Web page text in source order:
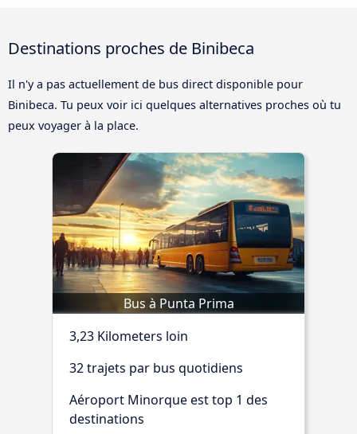
Destinations proches de Binibeca
Il n'y a pas actuellement de bus direct disponible pour
Binibeca. Tu peux voir ici quelques alternatives proches où tu
peux voyager à la place.
Bus à Punta Prima
3,23 Kilometers loin
32 trajets par bus quotidiens
Aéroport Minorque est top 1 des
destinations